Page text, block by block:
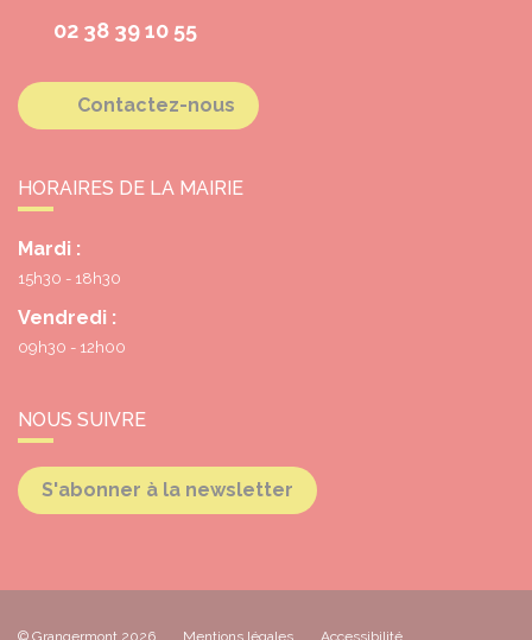
02 38 39 10 55
Contactez-nous
HORAIRES DE LA MAIRIE
Mardi :
15h30 - 18h30
Vendredi :
09h30 - 12h00
NOUS SUIVRE
S'abonner à la newsletter
© Grangermont 2026 Mentions légales Accessibilité